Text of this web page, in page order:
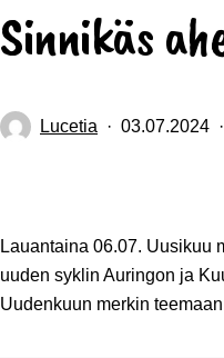
Sinnikäs
Lucetia 03.07.2024
Lauantaina 06.07. Uusikuu
uuden syklin Auringon ja
Uudenkuun merkin